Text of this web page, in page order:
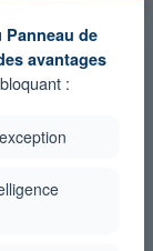
Panneau de
avantages
: